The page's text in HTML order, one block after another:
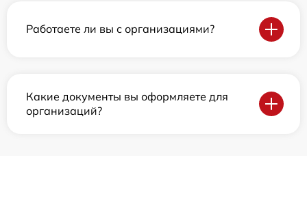
Работаете ли вы с организациями?
Какие документы вы оформляете для
организаций?